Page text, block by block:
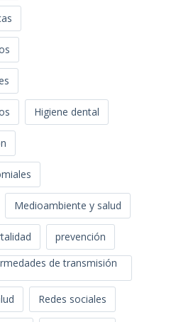
Higiene dental
Medioambiente y salud
prevención
de transmisión
Redes sociales